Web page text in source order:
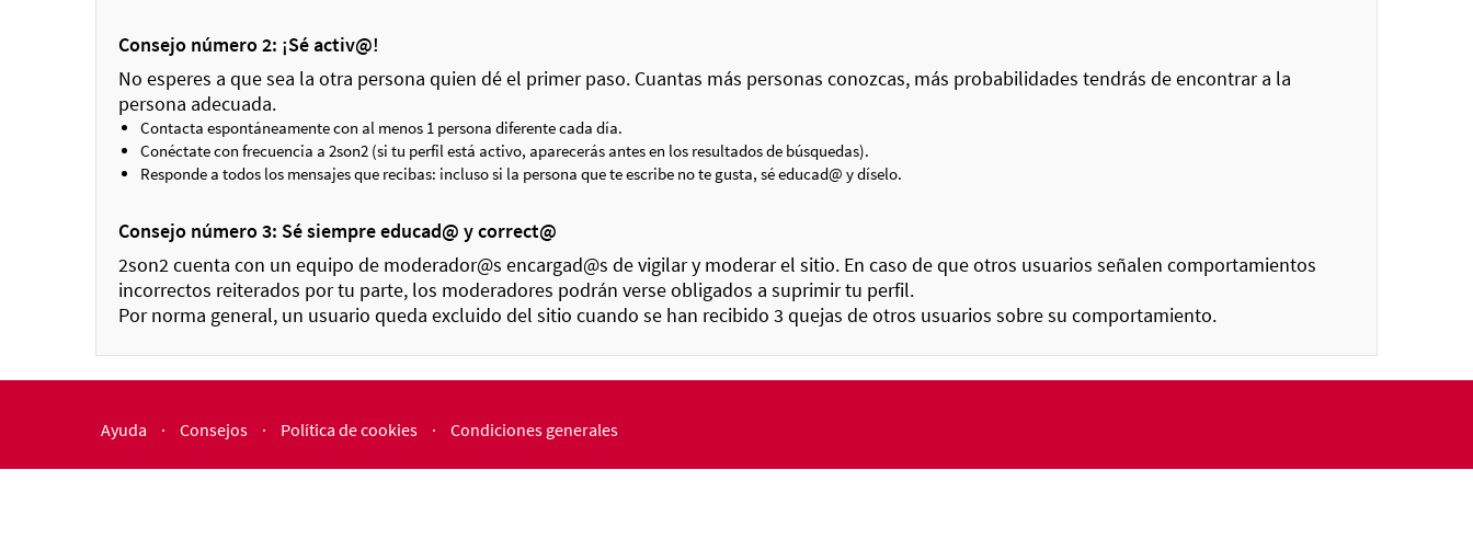
Consejo número 2: ¡Sé activ@!
No esperes a que sea la otra persona quien dé el primer paso. Cuantas más personas conozcas, más probabilidades tendrás de encontrar a la
persona adecuada.
Contacta espontáneamente con al menos 1 persona diferente cada día.
Conéctate con frecuencia a 2son2 (si tu perfil está activo, aparecerás antes en los resultados de búsquedas).
Responde a todos los mensajes que recibas: incluso si la persona que te escribe no te gusta, sé educad@ y díselo.
Consejo número 3: Sé siempre educad@ y correct@
2son2 cuenta con un equipo de moderador@s encargad@s de vigilar y moderar el sitio. En caso de que otros usuarios señalen comportamientos
incorrectos reiterados por tu parte, los moderadores podrán verse obligados a suprimir tu perfil.
Por norma general, un usuario queda excluido del sitio cuando se han recibido 3 quejas de otros usuarios sobre su comportamiento.
Ayuda · Consejos · Política de cookies · Condiciones generales